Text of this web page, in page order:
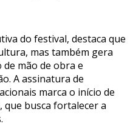
do festival, destaca que
mas também gera
mão de obra e
A assinatura de
marca o início de
que busca fortalecer a